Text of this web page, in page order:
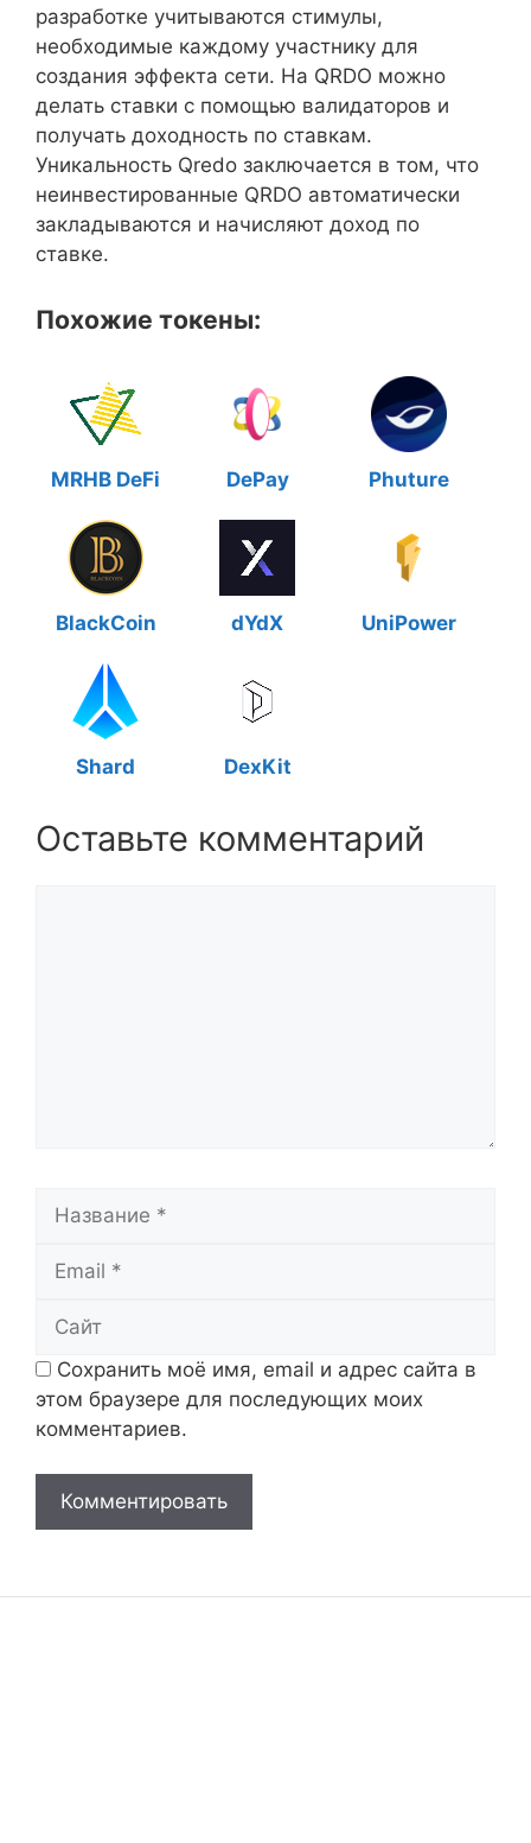
разработке учитываются стимулы,
необходимые каждому участнику для
создания эффекта сети. На QRDO можно
делать ставки с помощью валидаторов и
получать доходность по ставкам.
Уникальность Qredo заключается в том, что
неинвестированные QRDO автоматически
закладываются и начисляют доход по
ставке.
Похожие токены:
MRHB DeFi DePay Phuture
BlackCoin dYdX UniPower
Shard DexKit
Оставьте комментарий
Сохранить моё имя, email и адрес сайта в
этом браузере для последующих моих
комментариев.